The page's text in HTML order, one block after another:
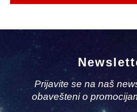
Prijavite se na naš
obavešteni o